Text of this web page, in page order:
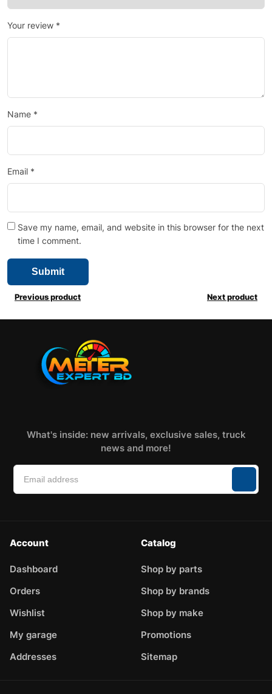
Your review *
Name *
Email *
Save my name, email, and website in this browser for the next
time I comment.
Previous product Next product
What's inside: new arrivals, exclusive sales, truck
news and more!
Account
Dashboard
Orders
Wishlist
My garage
Addresses
Catalog
Shop by parts
Shop by brands
Shop by make
Promotions
Sitemap